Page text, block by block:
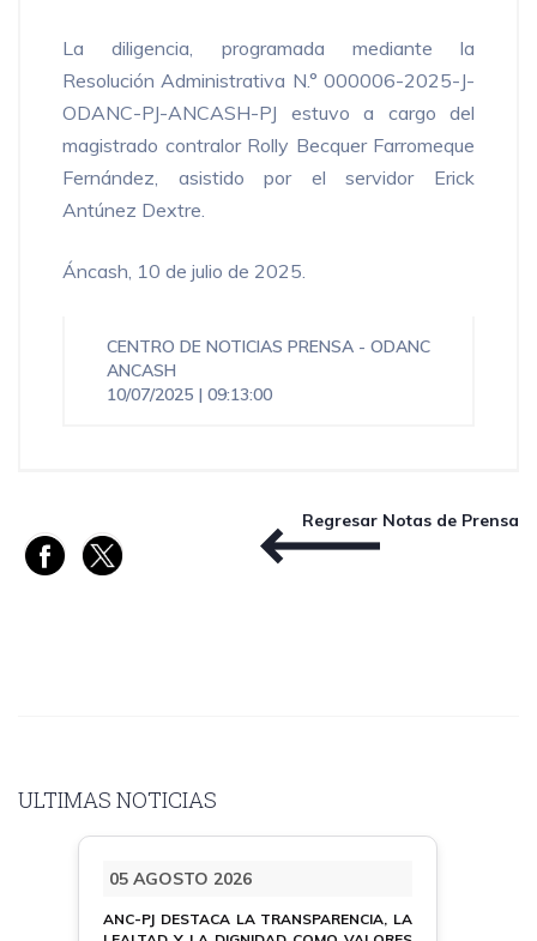
La diligencia, programada mediante la
Resolución Administrativa N.° 000006-2025-J-
ODANC-PJ-ANCASH-PJ estuvo a cargo del
magistrado contralor Rolly Becquer Farromeque
Fernández, asistido por el servidor Erick
Antúnez Dextre.
Áncash, 10 de julio de 2025.
CENTRO DE NOTICIAS PRENSA - ODANC
ANCASH
10/07/2025 | 09:13:00
Regresar Notas de Prensa
ULTIMAS NOTICIAS
05 AGOSTO 2026
ANC-PJ DESTACA LA TRANSPARENCIA, LA